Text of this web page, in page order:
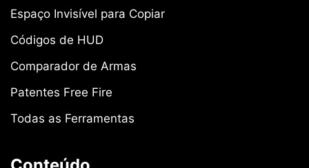
Espaço Invisível para Copiar
Códigos de HUD
Comparador de Armas
Patentes Free Fire
Todas as Ferramentas